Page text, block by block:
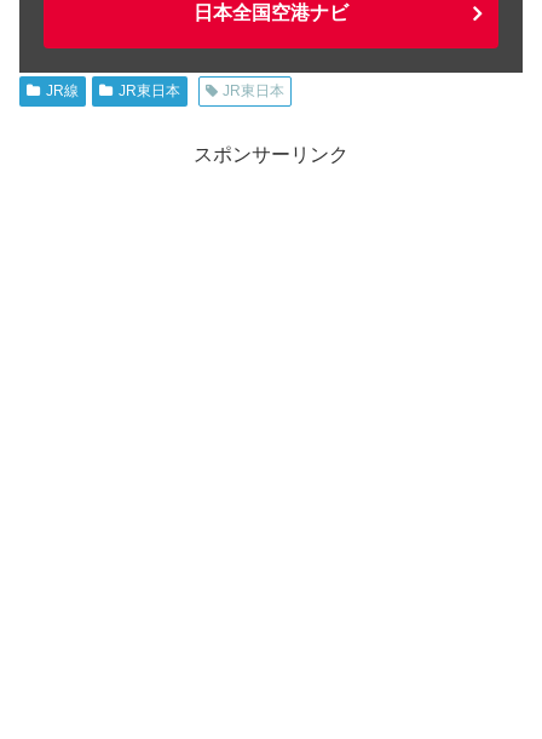
日本全国空港ナビ
JR線 JR東日本 JR東日本
スポンサーリンク